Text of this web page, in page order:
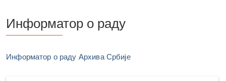
Информатор о раду
______________
Информатор о раду Архива Србије